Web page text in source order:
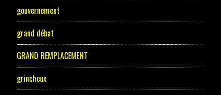
gouvernement
grand débat
GRAND REMPLACEMENT
grincheux